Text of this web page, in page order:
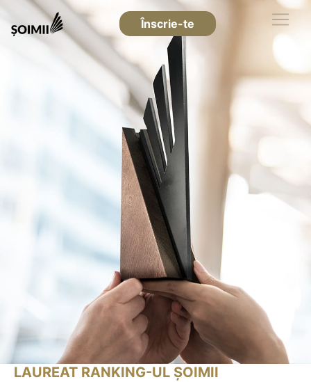
Înscrie-te
LAUREAT RANKING-UL ȘOIMII